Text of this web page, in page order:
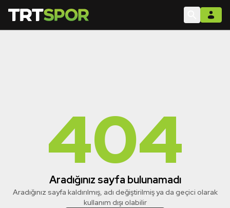
404
Aradığınız sayfa bulunamadı
Aradığınız sayfa kaldırılmış, adı değiştirilmiş ya da geçici olarak
kullanım dışı olabilir